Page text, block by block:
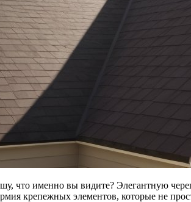
что именно вы видите? Элегантную
крепежных элементов, которые не